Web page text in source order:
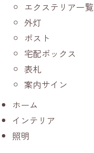
エクステリア一覧
外灯
ポスト
宅配ボックス
表札
案内サイン
ホーム
インテリア
照明